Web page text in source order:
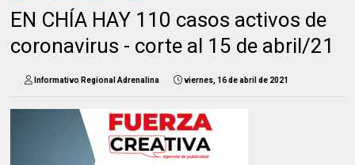
EN CHÍA HAY 110 casos activos de
coronavirus - corte al 15 de abril/21
Informativo Regional Adrenalina viernes, 16 de abril de 2021